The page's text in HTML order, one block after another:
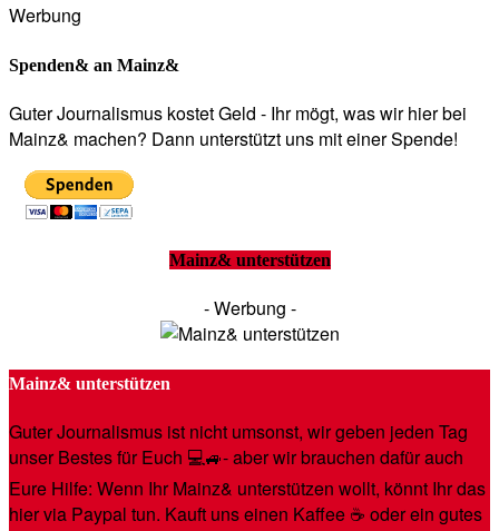
Werbung
Spenden& an Mainz&
Guter Journalismus kostet Geld - Ihr mögt, was wir hier bei
Mainz& machen? Dann unterstützt uns mit einer Spende!
Mainz& unterstützen
- Werbung -
Mainz& unterstützen
Guter Journalismus ist nicht umsonst, wir geben jeden Tag
unser Bestes für Euch 💻🚙- aber wir brauchen dafür auch
Eure Hilfe: Wenn Ihr Mainz& unterstützen wollt, könnt Ihr das
hier via Paypal tun. Kauft uns einen Kaffee ☕️ oder ein gutes